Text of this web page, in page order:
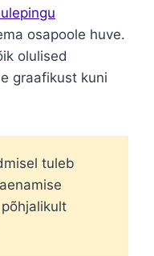
osapoole huve.
olulised
graafikust kuni
tuleb